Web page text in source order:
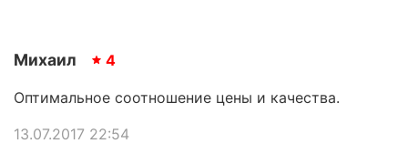
Михаил 4
Оптимальное соотношение цены и качества.
13.07.2017 22:54